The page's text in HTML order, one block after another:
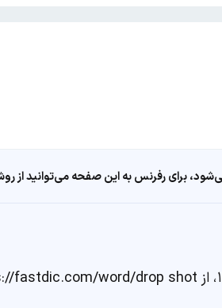
برای رفرنس به این صفحه می‌توانید از